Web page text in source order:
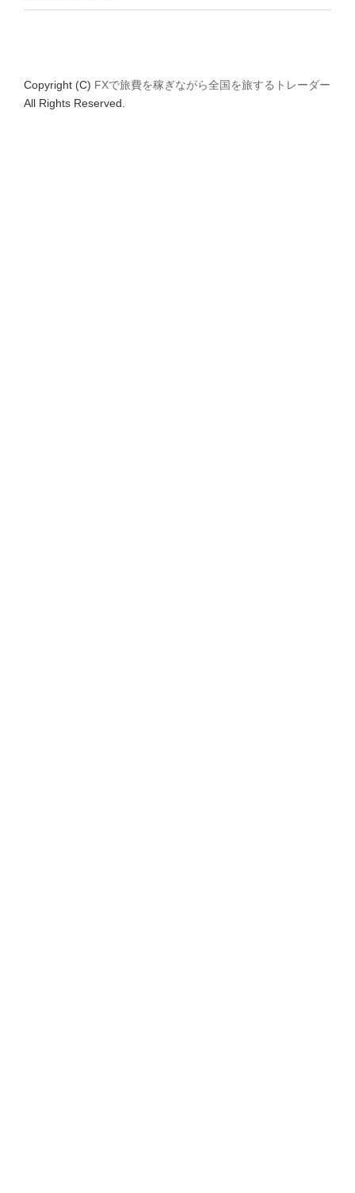
Copyright (C) FXで旅費を稼ぎながら全国を旅するトレーダー
All Rights Reserved.